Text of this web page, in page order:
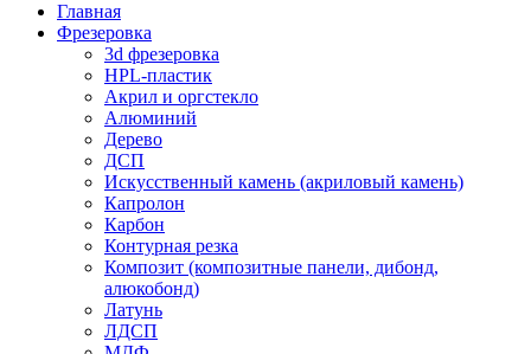
Главная
Фрезеровка
3d фрезеровка
HPL-пластик
Акрил и оргстекло
Алюминий
Дерево
ДСП
Искусственный камень (акриловый камень)
Капролон
Карбон
Контурная резка
Композит (композитные панели, дибонд,
алюкобонд)
Латунь
ЛДСП